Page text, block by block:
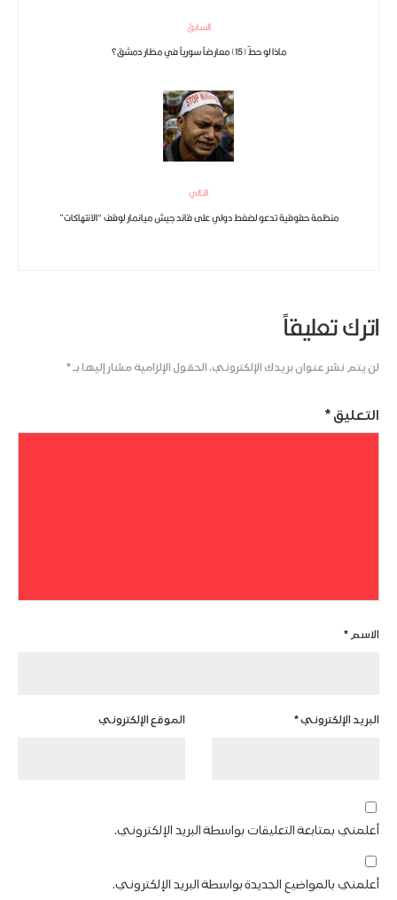
السابق
ماذا لو حطّ (15) معارضاً سورياً في مطار دمشق؟
التالي
منظمة حقوقية تدعو لضغط دولي على قائد جيش ميانمار لوقف “الانتهاكات”
اترك تعليقاً
لن يتم نشر عنوان بريدك الإلكتروني. الحقول الإلزامية مشار إليها بـ*
التعليق *
الاسم *
البريد الإلكتروني* الموقع الإلكتروني
أعلمني بمتابعة التعليقات بواسطة البريد الإلكتروني.
أعلمني بالمواضيع الجديدة بواسطة البريد الإلكتروني.